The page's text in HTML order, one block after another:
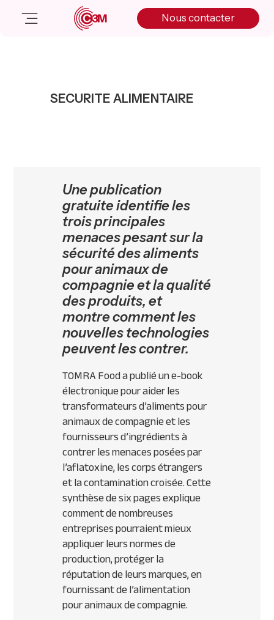
Nous contacter
Salle de presse
Nous contacter
SECURITE ALIMENTAIRE
Une publication
gratuite identifie les
trois principales
menaces pesant sur la
sécurité des aliments
pour animaux de
compagnie et la qualité
des produits, et
montre comment les
nouvelles technologies
peuvent les contrer.
TOMRA Food a publié un e-book
électronique pour aider les
transformateurs d’aliments pour
animaux de compagnie et les
fournisseurs d’ingrédients à
contrer les menaces posées par
l’aflatoxine, les corps étrangers
et la contamination croisée. Cette
synthèse de six pages explique
comment de nombreuses
entreprises pourraient mieux
appliquer leurs normes de
production, protéger la
réputation de leurs marques, en
fournissant de l’alimentation
pour animaux de compagnie.